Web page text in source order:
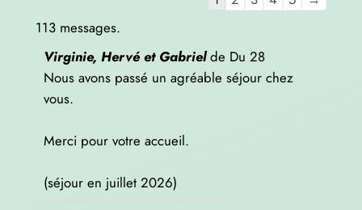
liste
du
113 messages.
Virginie, Hervé et Gabriel de Du 28
Nous avons passé un agréable séjour chez
vous.
Merci pour votre accueil.
(séjour en juillet 2026)